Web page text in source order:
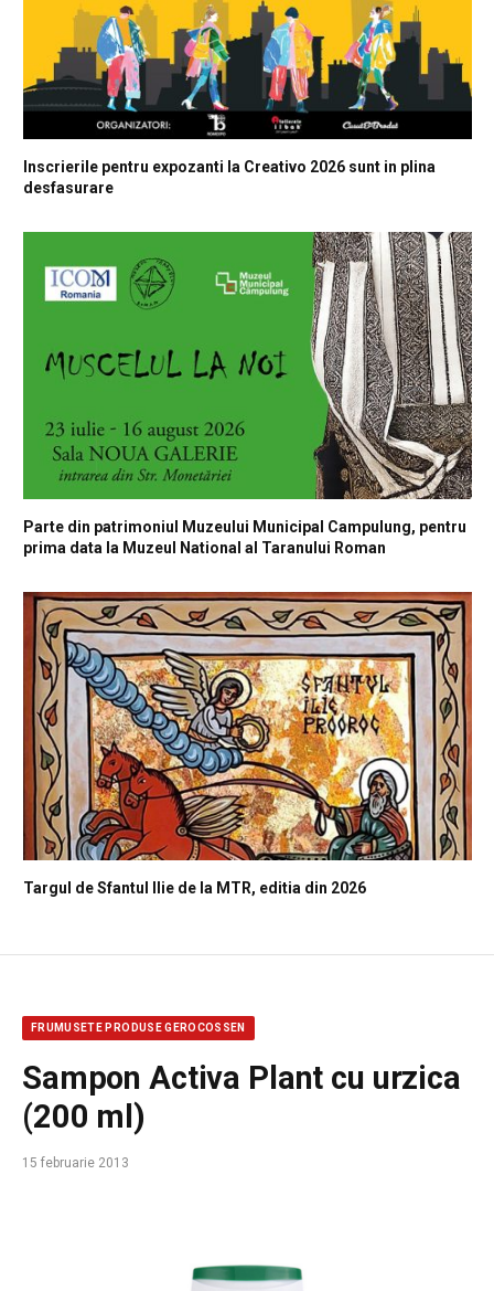
Inscrierile pentru expozanti la Creativo 2026 sunt in plina
desfasurare
Parte din patrimoniul Muzeului Municipal Campulung, pentru
prima data la Muzeul National al Taranului Roman
Targul de Sfantul Ilie de la MTR, editia din 2026
FRUMUSETE PRODUSE GEROCOSSEN
Sampon Activa Plant cu urzica
(200 ml)
15 februarie 2013